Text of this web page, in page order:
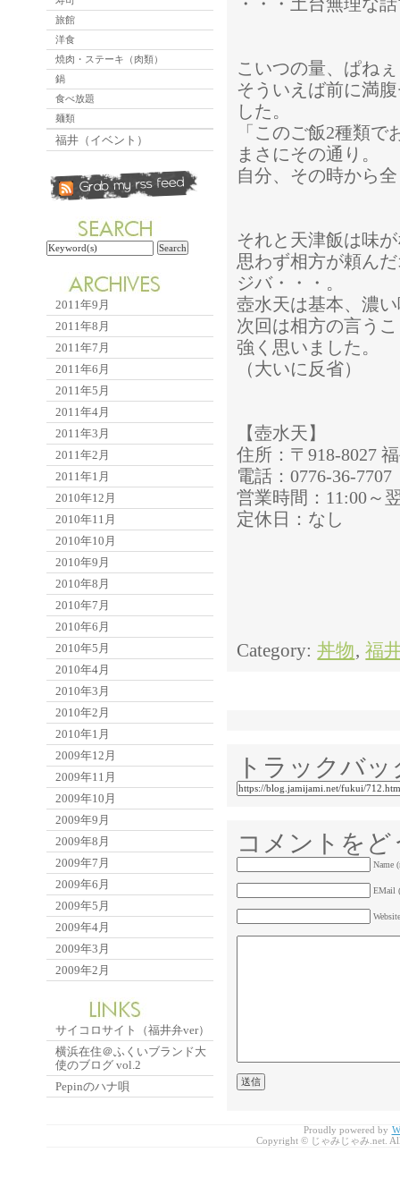
こいつの量、ぱね
そういえば前に満
した。
「このご飯2種類で
まさにその通り。
自分、その時から
それと天津飯は味
思わず相方が頼ん
ジバ・・・。
壺水天は基本、濃
次回は相方の言う
強く思いました。
（大いに反省）
【壺水天】
住所：〒918-8027
電話：0776-36-7707
営業時間：11:00～
定休日：なし
Category: 丼物, 福
トラックバッ
コメントをど
Name
EMail
旅館
洋食
焼肉・ステーキ（肉類）
鍋
食べ放題
麺類
福井（イベント）
2011年9月
2011年8月
2011年7月
2011年6月
2011年5月
2011年4月
2011年3月
2011年2月
2011年1月
2010年12月
2010年11月
2010年10月
2010年9月
2010年8月
2010年7月
2010年6月
2010年5月
2010年4月
2010年3月
2010年2月
2010年1月
2009年12月
2009年11月
2009年10月
2009年9月
2009年8月
2009年7月
2009年6月
2009年5月
2009年4月
2009年3月
2009年2月
サイコロサイト（福井弁ver）
横浜在住＠ふくいブランド大
使のブログ vol.2
Pepinのハナ唄
Proudly powered by
Copyright © じゃみじゃみ.net.